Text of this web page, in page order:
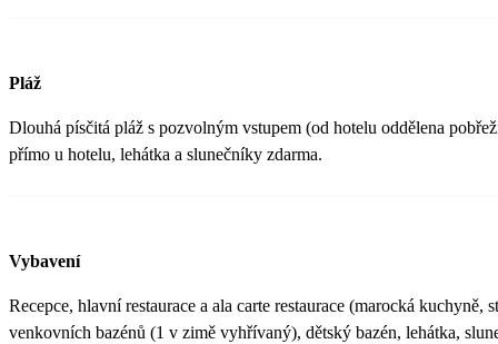
Pláž
Dlouhá písčitá pláž s pozvolným vstupem (od hotelu oddělena
přímo u hotelu, lehátka a slunečníky zdarma.
Vybavení
Recepce, hlavní restaurace a ala carte restaurace (marocká kuchyně,
venkovních bazénů (1 v zimě vyhřívaný), dětský bazén, lehátka,